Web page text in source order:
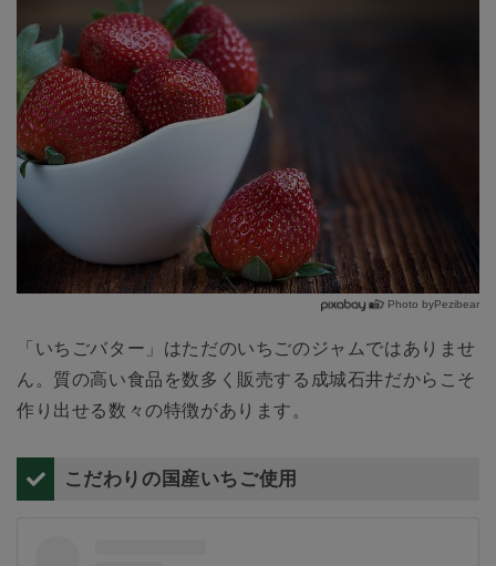
Photo byPezibear
「いちごバター」はただのいちごのジャムではありませ
ん。質の高い食品を数多く販売する成城石井だからこそ
作り出せる数々の特徴があります。
こだわりの国産いちご使用